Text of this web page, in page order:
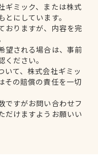
ギミック、または株式
にしています。
おりますが、内容を完
望される場合は、事前
ださい。
いて、株式会社ギミッ
その賠償の責任を一切
ですがお問い合わせフ
だけますようお願いい